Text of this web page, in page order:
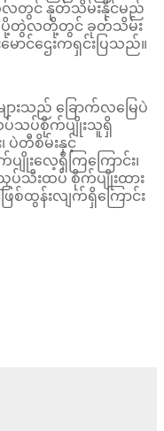
တ်လတွင် နုတ်သိမ်းနိုင်မည်
င့် တပို့တွဲလတို့တွင် ခုတ်သိမ်း
ောင်ဌေးကရှင်းပြသည်။
ားသည် ခြောက်လမြေပဲ
ပ်သပ်စိုက်ပျိုးသူရှိ
ပဲတီစိမ်းနှင့်
းလေ့ရှိကြကြောင်း၊
ညှပ်သီးထပ် စိုက်ပျိုးထား
ြစ်ထွန်းလျက်ရှိကြောင်း